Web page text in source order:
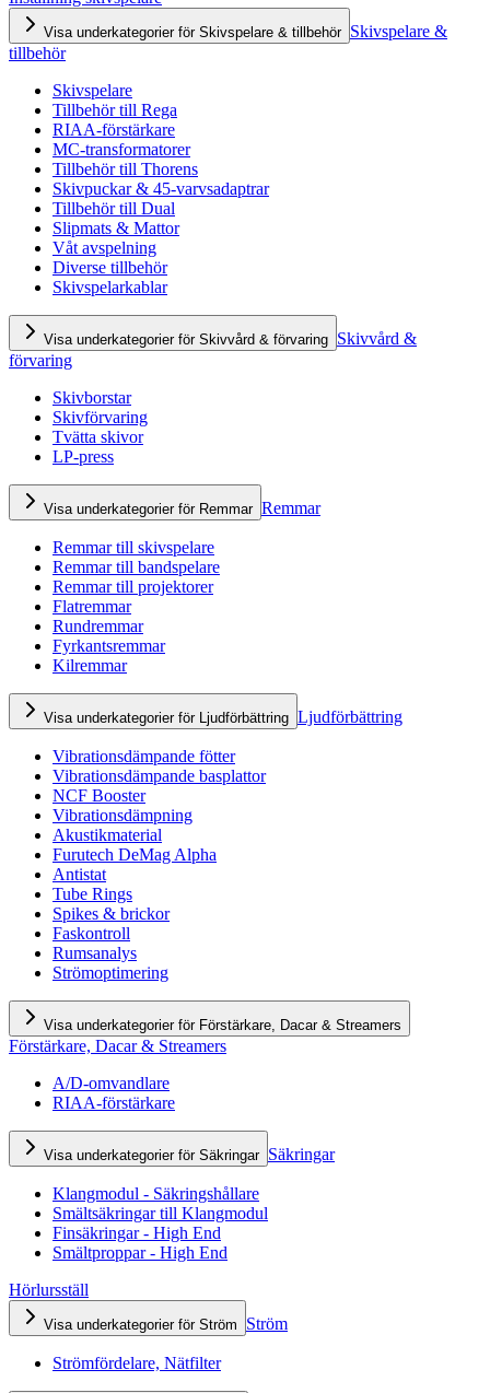
Visa underkategorier för Skivspelare & tillbehör Skivspelare &
tillbehör
Skivspelare
Tillbehör till Rega
RIAA-förstärkare
MC-transformatorer
Tillbehör till Thorens
Skivpuckar & 45-varvsadaptrar
Tillbehör till Dual
Slipmats & Mattor
Våt avspelning
Diverse tillbehör
Skivspelarkablar
Visa underkategorier för Skivvård & förvaring Skivvård &
förvaring
Skivborstar
Skivförvaring
Tvätta skivor
LP-press
Visa underkategorier för Remmar Remmar
Remmar till skivspelare
Remmar till bandspelare
Remmar till projektorer
Flatremmar
Rundremmar
Fyrkantsremmar
Kilremmar
Visa underkategorier för Ljudförbättring Ljudförbättring
Vibrationsdämpande fötter
Vibrationsdämpande basplattor
NCF Booster
Vibrationsdämpning
Akustikmaterial
Furutech DeMag Alpha
Antistat
Tube Rings
Spikes & brickor
Faskontroll
Rumsanalys
Strömoptimering
Visa underkategorier för Förstärkare, Dacar & Streamers
Förstärkare, Dacar & Streamers
A/D-omvandlare
RIAA-förstärkare
Visa underkategorier för Säkringar Säkringar
Klangmodul - Säkringshållare
Smältsäkringar till Klangmodul
Finsäkringar - High End
Smältproppar - High End
Hörlursställ
Visa underkategorier för Ström Ström
Strömfördelare, Nätfilter